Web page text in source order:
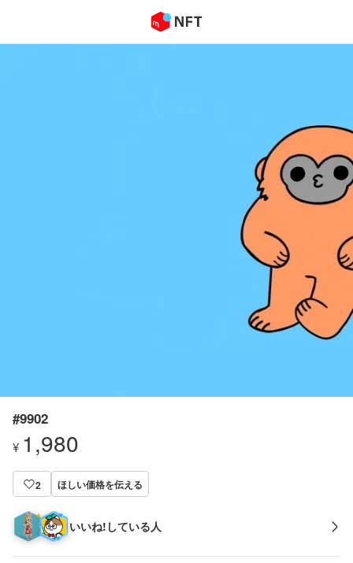
#9902
¥ 1,980
2 ほしい価格を伝える
いいね!している人